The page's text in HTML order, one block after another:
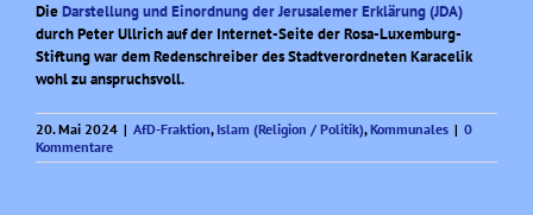
DieDarstellung und Einordnung der Jerusalemer Erklärung (JDA)
durch Peter Ullrich auf der Internet-Seite der Rosa-Luxemburg-
Stiftung war dem Redenschreiber des Stadtverordneten Karacelik
wohl zu anspruchsvoll.
20. Mai 2024 | AfD-Fraktion, Islam (Religion / Politik),Kommunales | 0
Kommentare